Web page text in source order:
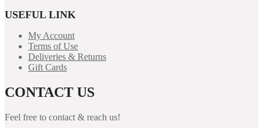
USEFUL LINK
My Account
Terms of Use
Deliveries & Returns
Gift Cards
CONTACT US
Feel free to contact & reach us!